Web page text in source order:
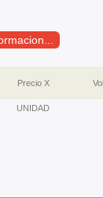
Precio X
UNIDAD